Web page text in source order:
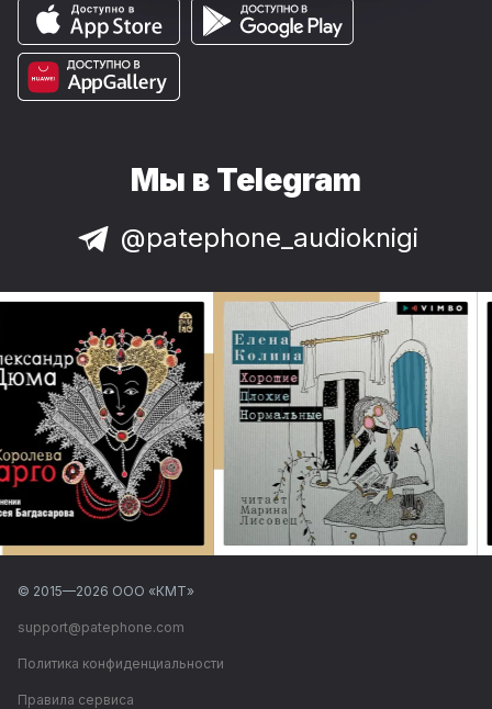
Мы в Telegram
@patephone_audioknigi
© 2015—2026 ООО «КМТ»
support@patephone.com
Политика конфиденциальности
Правила сервиса